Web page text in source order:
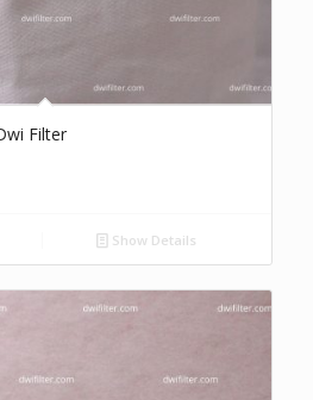
Filter
Show Details